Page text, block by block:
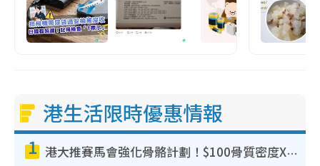
港生活限時優惠情報
1 港大推賽馬會強化骨骼計劃！$100骨質密度X光檢查 完成免費運動訓練送超市禮券！附參加資格